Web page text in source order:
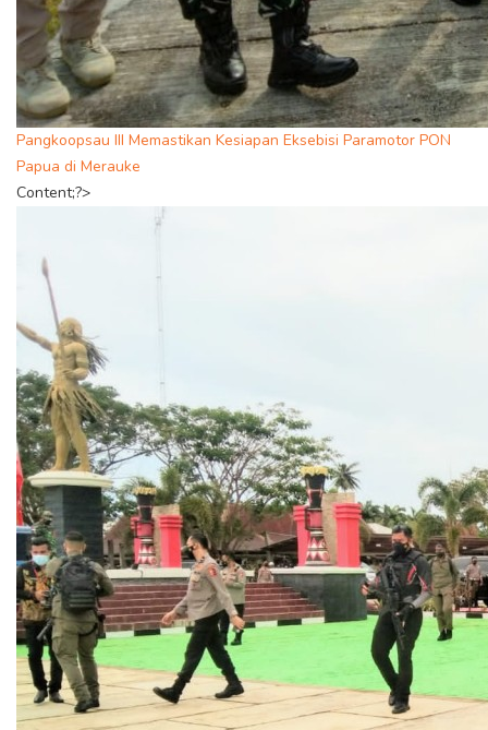
Pangkoopsau III Memastikan Kesiapan Eksebisi Paramotor PON
Papua di Merauke
Content;?>